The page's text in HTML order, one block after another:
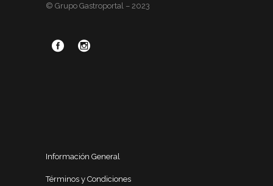
© Grupo Gastroportal – 2023
Información General
Términos y Condiciones